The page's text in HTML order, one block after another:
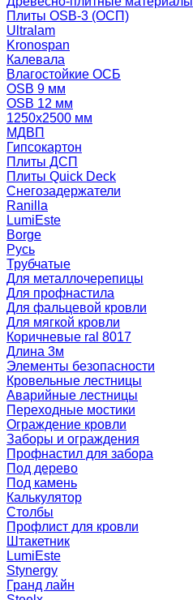
Плиты OSB-3 (ОСП)
Ultralam
Kronospan
Калевала
Влагостойкие ОСБ
OSB 9 мм
OSB 12 мм
1250х2500 мм
МДВП
Гипсокартон
Плиты ДСП
Плиты Quick Deck
Снегозадержатели
Ranilla
LumiEste
Borge
Русь
Трубчатые
Для металлочерепицы
Для профнастила
Для фальцевой кровли
Для мягкой кровли
Коричневые ral 8017
Длина 3м
Элементы безопасности
Кровельные лестницы
Аварийные лестницы
Переходные мостики
Ограждение кровли
Заборы и ограждения
Профнастил для забора
Под дерево
Под камень
Калькулятор
Столбы
Профлист для кровли
Штакетник
LumiEste
Stynergy
Гранд лайн